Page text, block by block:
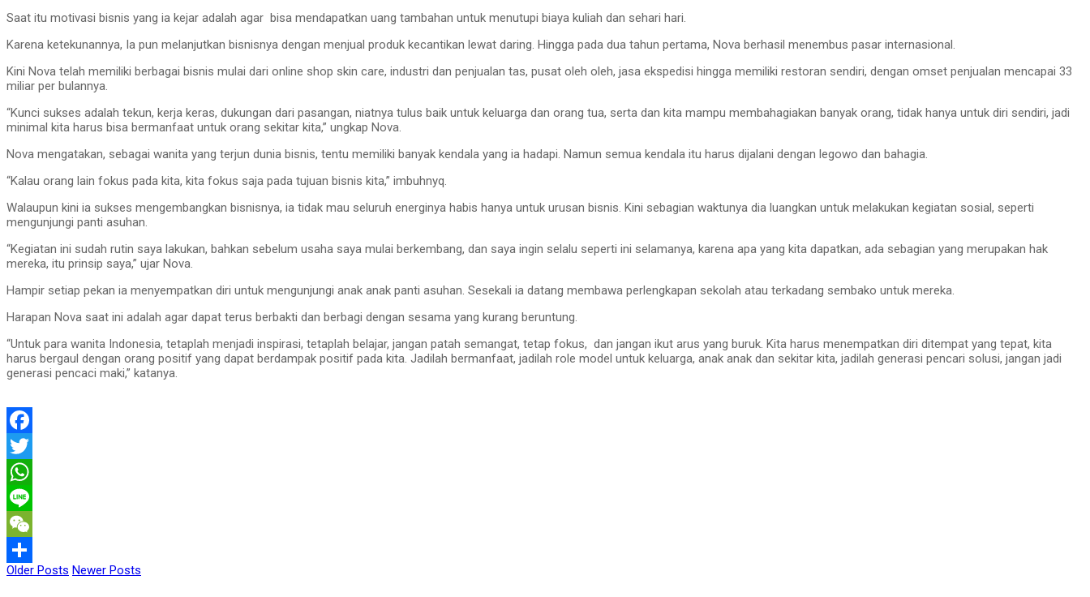
Saat itu motivasi bisnis yang ia kejar adalah agar bisa mendapatkan uang tambahan untuk menutupi biaya kuliah dan sehari hari.
Karena ketekunannya, Ia pun melanjutkan bisnisnya dengan menjual produk kecantikan lewat daring. Hingga pada dua tahun pertama, Nova berhasil menembus pasar internasional.
Kini Nova telah memiliki berbagai bisnis mulai dari online shop skin care, industri dan penjualan tas, pusat oleh oleh, jasa ekspedisi hingga memiliki restoran sendiri, dengan omset penjualan mencapai 33
miliar per bulannya.
“Kunci sukses adalah tekun, kerja keras, dukungan dari pasangan, niatnya tulus baik untuk keluarga dan orang tua, serta dan kita mampu membahagiakan banyak orang, tidak hanya untuk diri sendiri, jadi
minimal kita harus bisa bermanfaat untuk orang sekitar kita,” ungkap Nova.
Nova mengatakan, sebagai wanita yang terjun dunia bisnis, tentu memiliki banyak kendala yang ia hadapi. Namun semua kendala itu harus dijalani dengan legowo dan bahagia.
“Kalau orang lain fokus pada kita, kita fokus saja pada tujuan bisnis kita,” imbuhnyq.
Walaupun kini ia sukses mengembangkan bisnisnya, ia tidak mau seluruh energinya habis hanya untuk urusan bisnis. Kini sebagian waktunya dia luangkan untuk melakukan kegiatan sosial, seperti
mengunjungi panti asuhan.
“Kegiatan ini sudah rutin saya lakukan, bahkan sebelum usaha saya mulai berkembang, dan saya ingin selalu seperti ini selamanya, karena apa yang kita dapatkan, ada sebagian yang merupakan hak
mereka, itu prinsip saya,” ujar Nova.
Hampir setiap pekan ia menyempatkan diri untuk mengunjungi anak anak panti asuhan. Sesekali ia datang membawa perlengkapan sekolah atau terkadang sembako untuk mereka.
Harapan Nova saat ini adalah agar dapat terus berbakti dan berbagi dengan sesama yang kurang beruntung.
“Untuk para wanita Indonesia, tetaplah menjadi inspirasi, tetaplah belajar, jangan patah semangat, tetap fokus, dan jangan ikut arus yang buruk. Kita harus menempatkan diri ditempat yang tepat, kita
harus bergaul dengan orang positif yang dapat berdampak positif pada kita. Jadilah bermanfaat, jadilah role model untuk keluarga, anak anak dan sekitar kita, jadilah generasi pencari solusi, jangan jadi
generasi pencaci maki,” katanya.
Facebook
Twitter
WhatsApp
Line
WeChat
Share
Older Posts Newer Posts